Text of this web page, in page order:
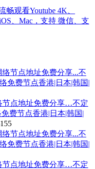
节点地址免费分享…不定
费节点香港|日本|韩国|
155
节点地址免费分享…不定